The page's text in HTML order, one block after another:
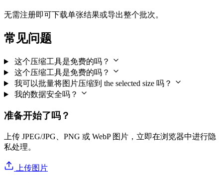
无需注册即可下载单张结果或导出整个批次。
常见问题
这个压缩工具是免费的吗？
这个压缩工具是免费的吗？
我可以批量将图片压缩到 the selected size 吗？
我的数据安全吗？
准备开始了吗？
上传 JPEG/JPG、PNG 或 WebP 图片，立即在浏览器中进行隐
私处理。
上传图片